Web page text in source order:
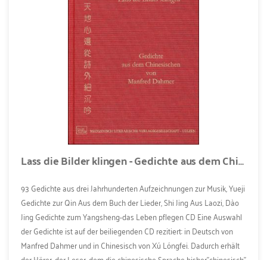
Lass die Bilder klingen - Gedichte aus dem Chinesischen (Buch + CD-ROM)
93 Gedichte aus drei Jahrhunderten Aufzeichnungen zur Musik, Yueji
Gedichte zur Qin Aus dem Buch der Lieder, Shi Jing Aus Laozi, Dào
Jing Gedichte zum Yangsheng-das Leben pflegen CD Eine Auswahl
der Gedichte ist auf der beiliegenden CD rezitiert: in Deutsch von
Manfred Dahmer und in Chinesisch von Xú Lóngfei. Dadurch erhält